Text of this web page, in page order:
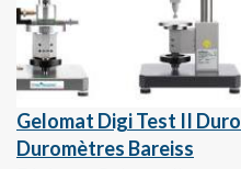
Gelomat Digi Test II
Duromètres Bareiss